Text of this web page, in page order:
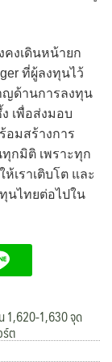
คงเดินหน้ายก
ที่ผู้ลงทุนไว้
ญด้านการลงทุน
เพื่อส่งมอบ
มสร้างการ
กมิติ เพราะทุก
เราเติบโต และ
นไทยต่อไปใน
1,620-1,630 จุด
ต